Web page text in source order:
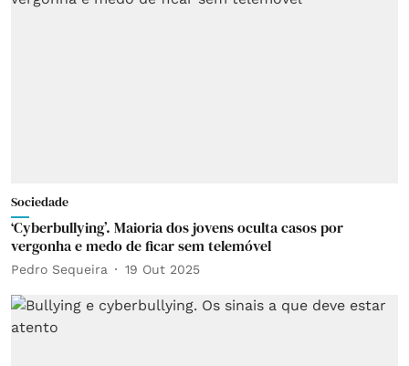
Sociedade
‘Cyberbullying’. Maioria dos jovens oculta casos por
vergonha e medo de ficar sem telemóvel
Pedro Sequeira 19 Out 2025